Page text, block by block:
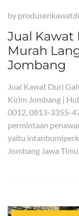
by
Jual Kawat
Murah
Jombang
Jual Kawat Duri
Kirim Jombang |
0012, 0813-3355-
permintaan
yaitu
Jombang Jawa